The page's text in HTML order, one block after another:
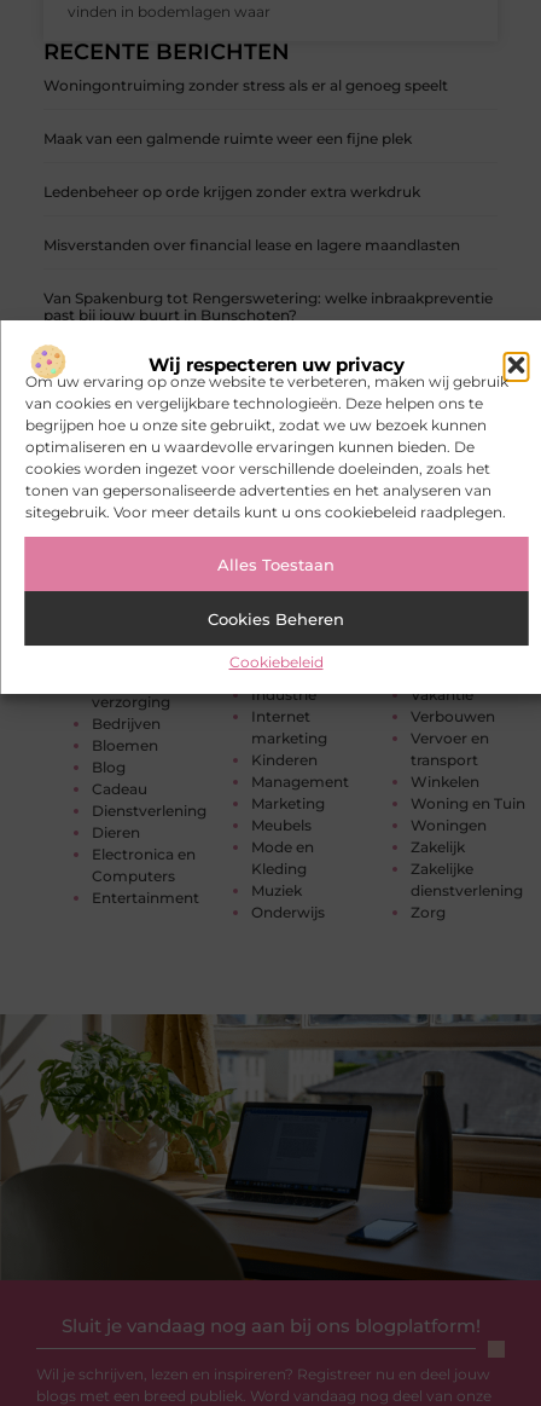
Wij respecteren uw privacy
Om uw ervaring op onze website te verbeteren, maken wij gebruik
van cookies en vergelijkbare technologieën. Deze helpen ons te
begrijpen hoe u onze site gebruikt, zodat we uw bezoek kunnen
optimaliseren en u waardevolle ervaringen kunnen bieden. De
cookies worden ingezet voor verschillende doeleinden, zoals het
tonen van gepersonaliseerde advertenties en het analyseren van
sitegebruik. Voor meer details kunt u ons cookiebeleid raadplegen.
Alles Toestaan
Cookies Beheren
Cookiebeleid
RECENTE BERICHTEN
Woningontruiming zonder stress als er al genoeg speelt
Maak van een galmende ruimte weer een fijne plek
Ledenbeheer op orde krijgen zonder extra werkdruk
Misverstanden over financial lease en lagere maandlasten
Van Spakenburg tot Rengerswetering: welke inbraakpreventie
past bij jouw buurt in Bunschoten?
Waarom een compacte autolift vaak slimmer is dan een zware
goederenlift
Auto's en
verzorging
Bedrijven
Bloemen
Blog
Cadeau
Dienstverlening
Dieren
Electronica en
Computers
Entertainment
Eten en drinken
Financieel
Geschenken
tijd
Horeca
Huishoudelijk
Industrie
Internet
marketing
Kinderen
Management
Marketing
Meubels
Mode en
Kleding
Muziek
Onderwijs
Recreation /
Pets
Tuin en
Vakantie
Verbouwen
Vervoer en
transport
Winkelen
Woning en Tuin
Woningen
Zakelijk
Zakelijke
dienstverlening
Zorg
Mediaen beroemdheden
vinden in bodemlagen waar
Sluit je vandaag nog aan bij ons blogplatform!
Wil je schrijven, lezen en inspireren? Registreer nu en deel jouw
blogs met een breed publiek. Word vandaag nog deel van onze